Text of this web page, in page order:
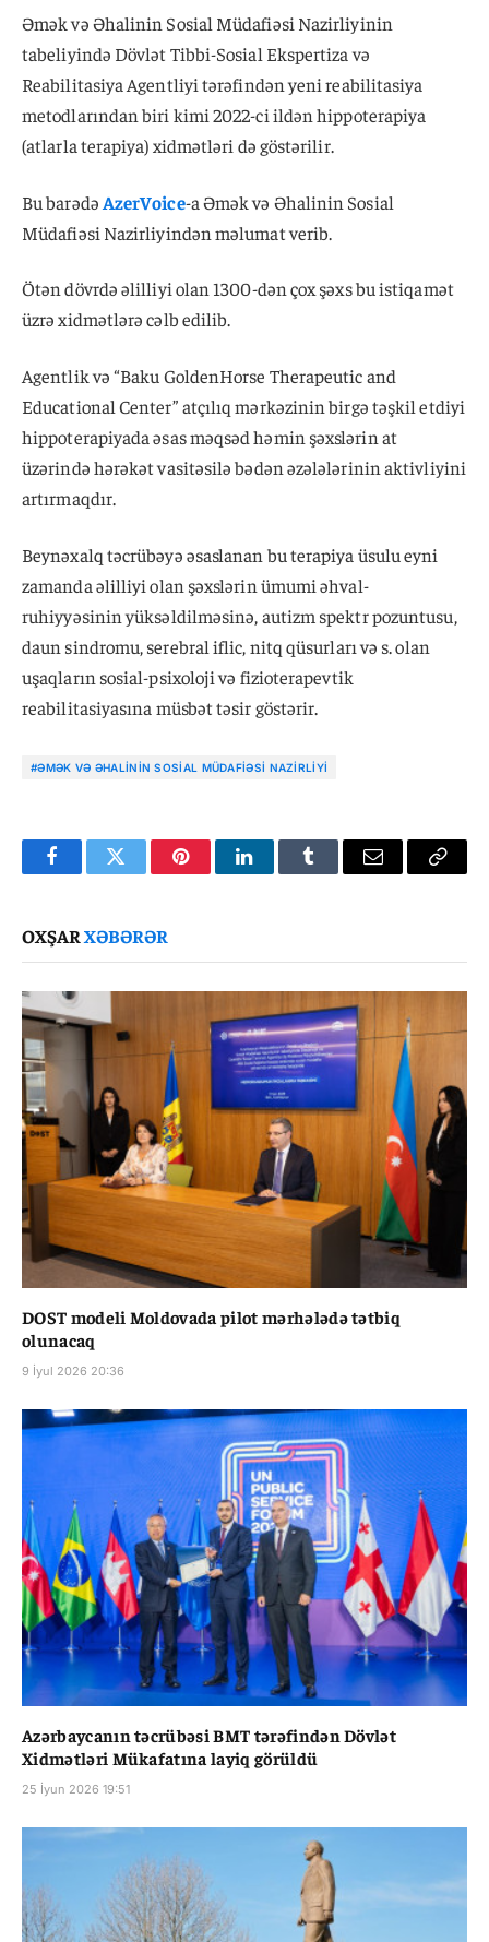
Əmək və Əhalinin Sosial Müdafiəsi Nazirliyinin
tabeliyində Dövlət Tibbi-Sosial Ekspertiza və
Reabilitasiya Agentliyi tərəfindən yeni reabilitasiya
metodlarından biri kimi 2022-ci ildən hippoterapiya
(atlarla terapiya) xidmətləri də göstərilir.
Bu barədəAzerVoice-a Əmək və Əhalinin Sosial
Müdafiəsi Nazirliyindən məlumat verib.
Ötən dövrdə əlilliyi olan 1300-dən çox şəxs bu istiqamət
üzrə xidmətlərə cəlb edilib.
Agentlik və “Baku GoldenHorse Therapeutic and
Educational Center” atçılıq mərkəzinin birgə təşkil etdiyi
hippoterapiyada əsas məqsəd həmin şəxslərin at
üzərində hərəkət vasitəsilə bədən əzələlərinin aktivliyini
artırmaqdır.
Beynəxalq təcrübəyə əsaslanan bu terapiya üsulu eyni
zamanda əlilliyi olan şəxslərin ümumi əhval-
ruhiyyəsinin yüksəldilməsinə, autizm spektr pozuntusu,
daun sindromu, serebral iflic, nitq qüsurları və s. olan
uşaqların sosial-psixoloji və fizioterapevtik
reabilitasiyasına müsbət təsir göstərir.
#ƏMƏK VƏ ƏHALININ SOSIAL MÜDAFIƏSI NAZIRLIYI
FacebookTwitter PinterestLinkedInTumblr Email
Copy
OXŞARXƏBƏRƏR
DOST modeli Moldovada pilot mərhələdə tətbiq
olunacaq
9 İyul 2026 20:36
Azərbaycanın təcrübəsi BMT tərəfindən Dövlət
Xidmətləri Mükafatına layiq görüldü
25 İyun 2026 19:51